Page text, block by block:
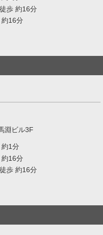
歩 約16分
16分
淵ビル3F
約1分
16分
歩 約16分